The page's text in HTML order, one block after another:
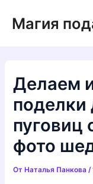
Магия
Делаем
поделки
пуговиц
фото
ОтНаталья Панкова /